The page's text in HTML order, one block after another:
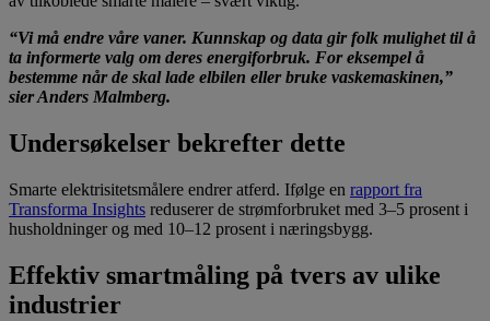
“Vi må endre våre vaner. Kunnskap og data gir folk mulighet til å
ta informerte valg om deres energiforbruk. For eksempel å
bestemme når de skal lade elbilen eller bruke vaskemaskinen,”
sier Anders Malmberg.
Undersøkelser bekrefter dette
Smarte elektrisitetsmålere endrer atferd. Ifølge en rapport fra
Transforma Insights reduserer de strømforbruket med 3–5 prosent i
husholdninger og med 10–12 prosent i næringsbygg.
Effektiv smartmåling på tvers av ulike
industrier